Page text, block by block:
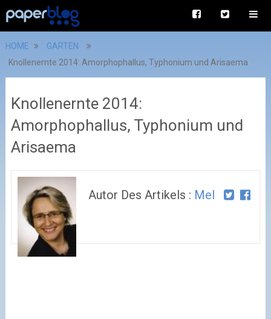
HOME
GARTEN
Knollenernte 2014: Amorphophallus, Typhonium und Arisaema
Knollenernte 2014:
Amorphophallus, Typhonium und
Arisaema
Autor Des Artikels : Mel